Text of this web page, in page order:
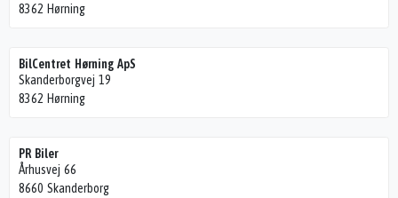
8362 Hørning
BilCentret Hørning ApS
Skanderborgvej 19
8362 Hørning
PR Biler
Århusvej 66
8660 Skanderborg